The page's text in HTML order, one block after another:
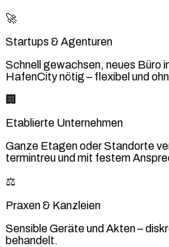
🚀
Startups & Agenturen
Schnell gewachsen, neues Büro
HafenCity nötig – flexibel und
🏢
Etablierte Unternehmen
Ganze Etagen oder Standorte
termintreu und mit festem
⚖️
Praxen & Kanzleien
Sensible Geräte und Akten –
behandelt.